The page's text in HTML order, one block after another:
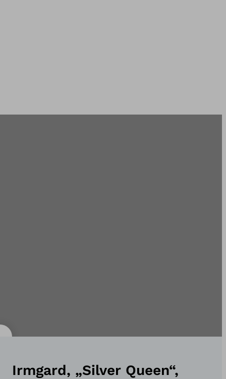
Irmgard, „Silver Queen“,